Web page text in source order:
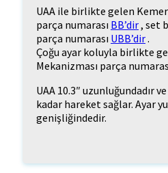
UAA ile birlikte gelen Kemer
parça numarası BB’dir, set
parça numarası UBB’dir.
Çoğu ayar koluyla birlikte
Mekanizması parça
UAA 10.3″ uzunluğundadır ve
kadar hareket sağlar. Ayar
genişliğindedir.